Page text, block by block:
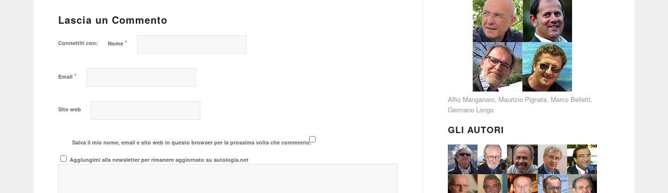
Lascia un Commento
Connettiti con: Nome*
Email*
Sito web
Salva il mio nome, email e sito web in questo browser per la prossima volta che commento.
Aggiungimi alla newsletter per rimanere aggiornato su autologia.net
Alfio Manganaro, Maurizio Pignata, Marco Belletti,
Germano Longo
GLI AUTORI